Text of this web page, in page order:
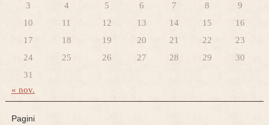
3
4 5 6 7 8
9
10
11 12 13 14 15
16
17
18 19 20 21 22
23
24
25 26 27 28 29
30
31
« nov.
Pagini